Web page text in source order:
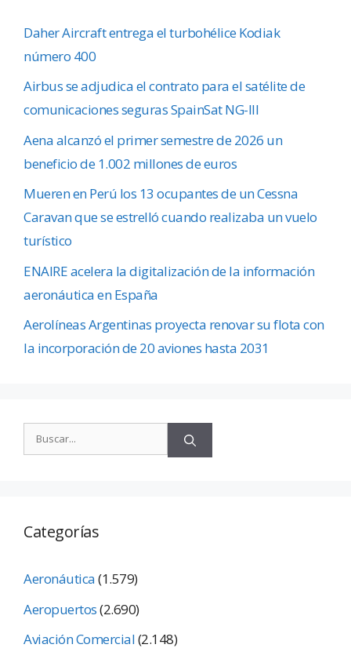
Daher Aircraft entrega el turbohélice Kodiak
número 400
Airbus se adjudica el contrato para el satélite de
comunicaciones seguras SpainSat NG-III
Aena alcanzó el primer semestre de 2026 un
beneficio de 1.002 millones de euros
Mueren en Perú los 13 ocupantes de un Cessna
Caravan que se estrelló cuando realizaba un vuelo
turístico
ENAIRE acelera la digitalización de la información
aeronáutica en España
Aerolíneas Argentinas proyecta renovar su flota con
la incorporación de 20 aviones hasta 2031
Categorías
Aeronáutica(1.579)
Aeropuertos(2.690)
Aviación Comercial(2.148)